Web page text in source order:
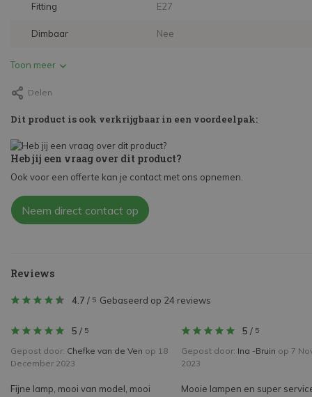
Fitting E27
Dimbaar Nee
Toon meer
Delen
Dit product is ook verkrijgbaar in een voordeelpak:
Heb jij een vraag over dit product?
Ook voor een offerte kan je contact met ons opnemen.
Neem direct contact op
Reviews
4.7 / 5 Gebaseerd op 24 reviews
5 / 5
Gepost door: Chefke van de Ven op 18
December 2023
Fijne lamp, mooi van model, mooi
5 / 5
Gepost door: Ina -Bruin op 7
2023
Mooie lampen en super